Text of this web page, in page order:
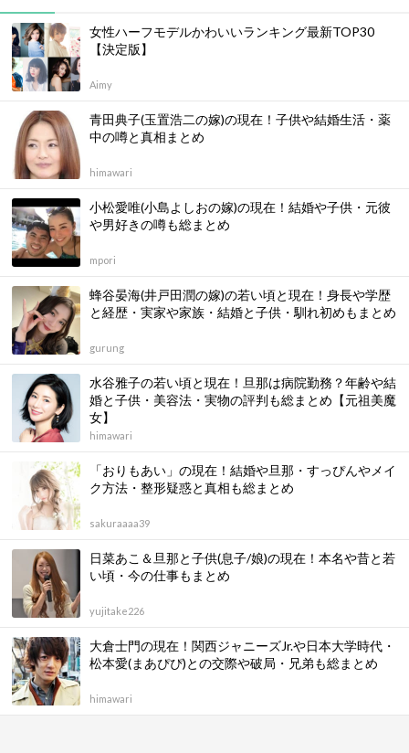
女性ハーフモデルかわいいランキング最新TOP30
【決定版】
Aimy
青田典子(玉置浩二の嫁)の現在！子供や結婚生活・薬
中の噂と真相まとめ
himawari
小松愛唯(小島よしおの嫁)の現在！結婚や子供・元彼
や男好きの噂も総まとめ
mpori
蜂谷晏海(井戸田潤の嫁)の若い頃と現在！身長や学歴
と経歴・実家や家族・結婚と子供・馴れ初めもまとめ
gurung
水谷雅子の若い頃と現在！旦那は病院勤務？年齢や結
婚と子供・美容法・実物の評判も総まとめ【元祖美魔
女】
himawari
「おりもあい」の現在！結婚や旦那・すっぴんやメイ
ク方法・整形疑惑と真相も総まとめ
sakuraaaa39
日菜あこ＆旦那と子供(息子/娘)の現在！本名や昔と若
い頃・今の仕事もまとめ
yujitake226
大倉士門の現在！関西ジャニーズJr.や日本大学時代・
松本愛(まあぴぴ)との交際や破局・兄弟も総まとめ
himawari